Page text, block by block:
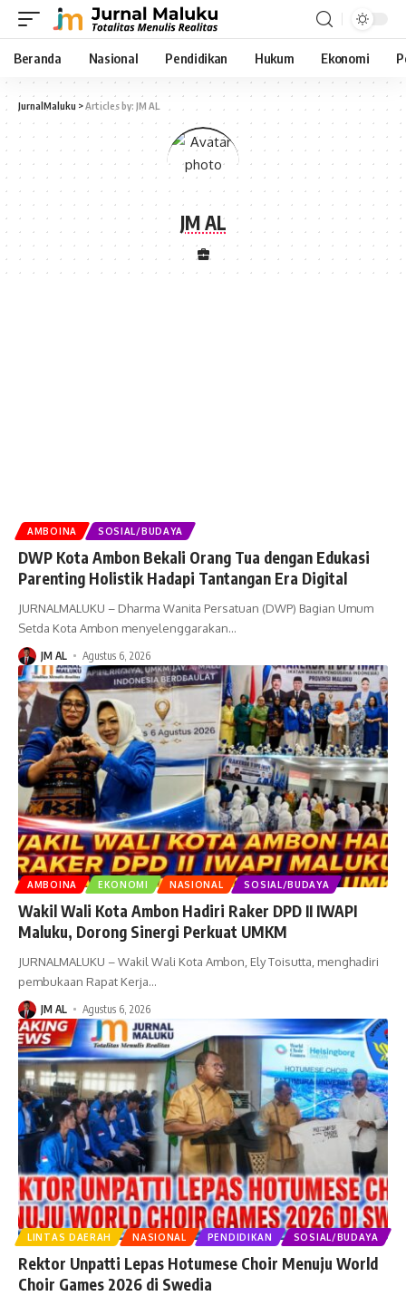
Beranda Nasional Pendidikan Hukum Ekonomi
JurnalMaluku >Articles by: JM AL
JM AL
AMBOINA SOSIAL/BUDAYA
DWP Kota Ambon Bekali Orang Tua dengan Edukasi
Parenting Holistik Hadapi Tantangan Era Digital
JURNALMALUKU – Dharma Wanita Persatuan (DWP) Bagian Umum
Setda Kota Ambon menyelenggarakan…
JM AL Agustus 6, 2026
AMBOINA EKONOMI NASIONAL SOSIAL/BUDAYA
Wakil Wali Kota Ambon Hadiri Raker DPD II IWAPI
Maluku, Dorong Sinergi Perkuat UMKM
JURNALMALUKU – Wakil Wali Kota Ambon, Ely Toisutta, menghadiri
pembukaan Rapat Kerja…
JM AL Agustus 6, 2026
LINTAS DAERAH NASIONAL PENDIDIKAN SOSIAL/BUDAYA
Rektor Unpatti Lepas Hotumese Choir Menuju World
Choir Games 2026 di Swedia